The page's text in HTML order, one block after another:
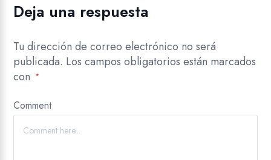
Deja una respuesta
Tu dirección de correo electrónico no será
publicada. Los campos obligatorios están marcados
con
*
Comment